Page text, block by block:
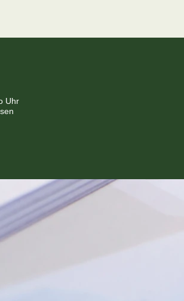
Uhr